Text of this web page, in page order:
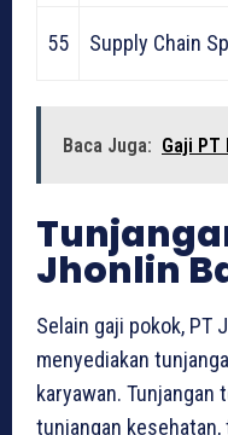
55 Supply Chain
Baca Juga: Gaji PT
Jhonlin
Selain gaji pokok, PT
menyediakan
karyawan.
tunjangan